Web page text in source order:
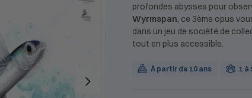
profondes abysses pour
Wyrmspan , ce 3ème opus
dans un jeu de société de
tout en plus accessible.
À partir de 10 ans 1 à